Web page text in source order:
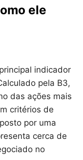
ele
indicador
pela B3,
das ações mais
critérios de
por uma
cerca de
no